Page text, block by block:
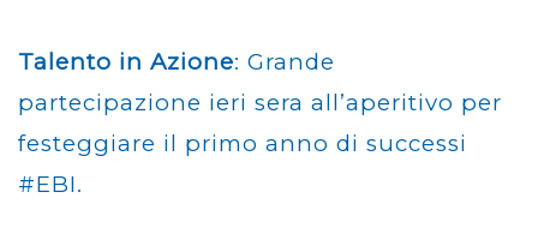
Talento in Azione: Grande
partecipazione ieri sera all’aperitivo per
festeggiare il primo anno di successi
‪#‎EBI‬.